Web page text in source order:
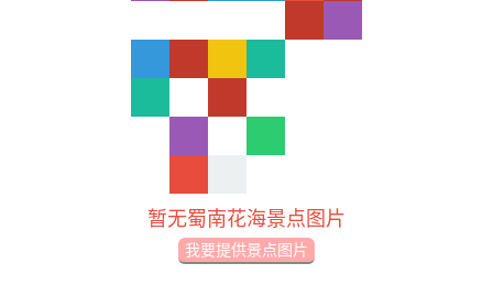
暂无蜀南花海景点图片
我要提供景点图片